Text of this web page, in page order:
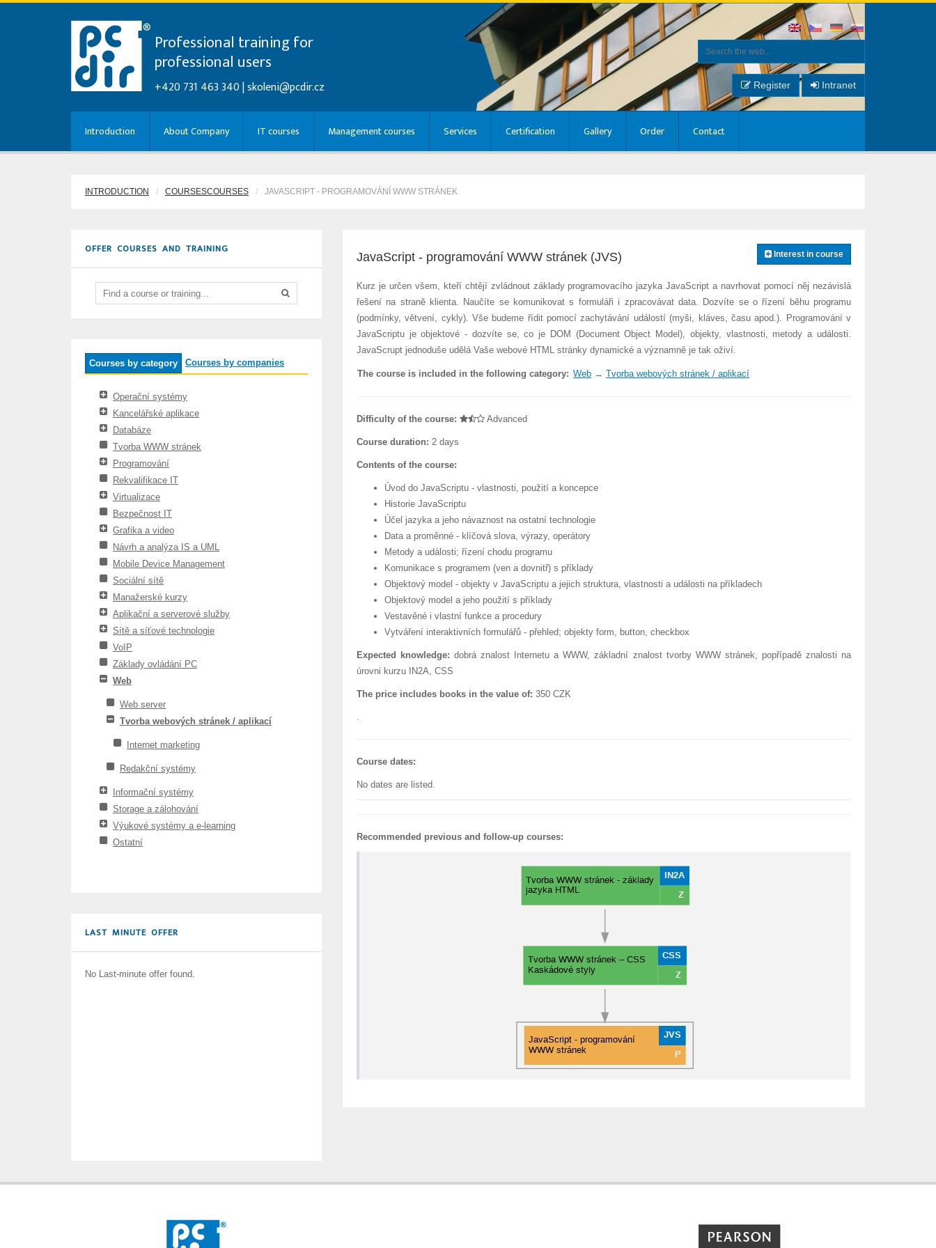
Professional training for
professional users
+420 731 463 340 |skoleni@pcdir.cz Register Intranet
Introduction About Company IT courses Management courses Services Certification Gallery Order Contact
INTRODUCTION COURSESCOURSES JAVASCRIPT - PROGRAMOVÁNÍ WWW STRÁNEK
OFFER COURSES AND TRAINING
Courses by category Courses by companies
Operační systémy
Kancelářské aplikace
Databáze
Tvorba WWW stránek
Programování
Rekvalifikace IT
Virtualizace
Bezpečnost IT
Grafika a video
Návrh a analýza IS a UML
Mobile Device Management
Sociální sítě
Manažerské kurzy
Aplikační a serverové služby
Sítě a síťové technologie
VoIP
Základy ovládání PC
Web
Web server
Tvorba webových stránek / aplikací
Internet marketing
Redakční systémy
Informační systémy
Storage a zálohování
Výukové systémy a e-learning
Ostatní
LAST MINUTE OFFER
No Last-minute offer found.
Interest in course
JavaScript - programování WWW stránek (JVS)
Kurz je určen všem, kteří chtějí zvládnout základy programovacího jazyka JavaScript a navrhovat pomocí něj nezávislá
řešení na straně klienta. Naučíte se komunikovat s formuláři i zpracovávat data. Dozvíte se o řízení běhu programu
(podmínky, větvení, cykly). Vše budeme řídit pomocí zachytávání událostí (myši, kláves, času apod.). Programování v
JavaScriptu je objektové - dozvíte se, co je DOM (Document Object Model), objekty, vlastnosti, metody a události.
JavaScrupt jednoduše udělá Vaše webové HTML stránky dynamické a významně je tak oživí.
The course is included in the following category: Web→ Tvorba webových stránek / aplikací
Difficulty of the course: Advanced
Course duration: 2 days
Contents of the course:
Úvod do JavaScriptu - vlastnosti, použití a koncepce
Historie JavaScriptu
Účel jazyka a jeho návaznost na ostatní technologie
Data a proměnné - klíčová slova, výrazy, operátory
Metody a události; řízení chodu programu
Komunikace s programem (ven a dovnitř) s příklady
Objektový model - objekty v JavaScriptu a jejich struktura, vlastnosti a události na příkladech
Objektový model a jeho použití s příklady
Vestavěné i vlastní funkce a procedury
Vytváření interaktivních formulářů - přehled; objekty form, button, checkbox
Expected knowledge: dobrá znalost Internetu a WWW, základní znalost tvorby WWW stránek, popřípadě znalosti na
úrovni kurzu IN2A, CSS
The price includes books in the value of: 350 CZK
.
Course dates:
No dates are listed.
Recommended previous and follow-up courses: